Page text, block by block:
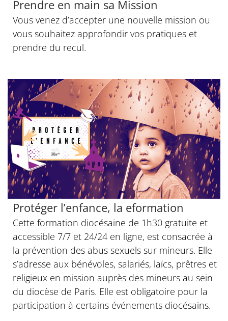
Prendre en main sa Mission
Vous venez d’accepter une nouvelle mission ou
vous souhaitez approfondir vos pratiques et
prendre du recul.
Protéger l’enfance, la eformation
Cette formation diocésaine de 1h30 gratuite et
accessible 7/7 et 24/24 en ligne, est consacrée à
la prévention des abus sexuels sur mineurs. Elle
s’adresse aux bénévoles, salariés, laïcs, prêtres et
religieux en mission auprès des mineurs au sein
du diocèse de Paris. Elle est obligatoire pour la
participation à certains événements diocésains.